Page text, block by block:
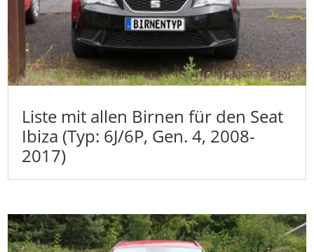
Liste mit allen Birnen für den Seat
Ibiza (Typ: 6J/6P, Gen. 4, 2008-
2017)